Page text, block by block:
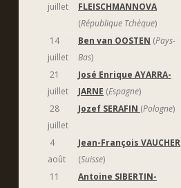
juillet
FLEISCHMANNOVA
(République Tchèque)
14
juillet
Ben van OOSTEN (Pays-
Bas)
21
juillet
José Enrique AYARRA-
JARNE (Espagne)
28
juillet
Jozef SERAFIN (Pologne)
4
août
Jean-François VAUCHER
(Suisse)
11
Antoine SIBERTIN-